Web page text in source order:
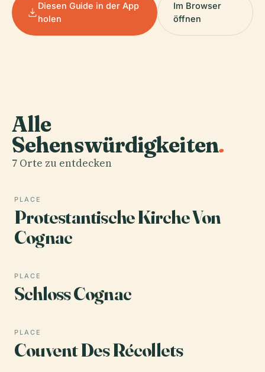
Diesen Guide in der App
holen
Im Browser
öffnen
Alle
Sehenswürdigkeiten.
7 Orte zu entdecken
PLACE
Protestantische Kirche Von
Cognac
PLACE
Schloss Cognac
PLACE
Couvent Des Récollets